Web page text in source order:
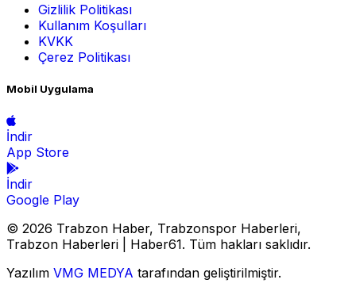
Gizlilik Politikası
Kullanım Koşulları
KVKK
Çerez Politikası
Mobil Uygulama
İndir
App Store
İndir
Google Play
© 2026 Trabzon Haber, Trabzonspor Haberleri,
Trabzon Haberleri | Haber61. Tüm hakları saklıdır.
Yazılım VMG MEDYA tarafından geliştirilmiştir.